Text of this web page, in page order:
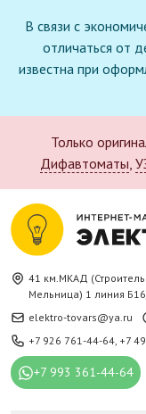
В связи с
отличаться от
известна при
Только
Дифавтоматы,
41 км.МКАД
Мельница) 1 линия
elektro-tovars@ya.ru
+7 926 761-44-64, +7
+7 993 361-44-64